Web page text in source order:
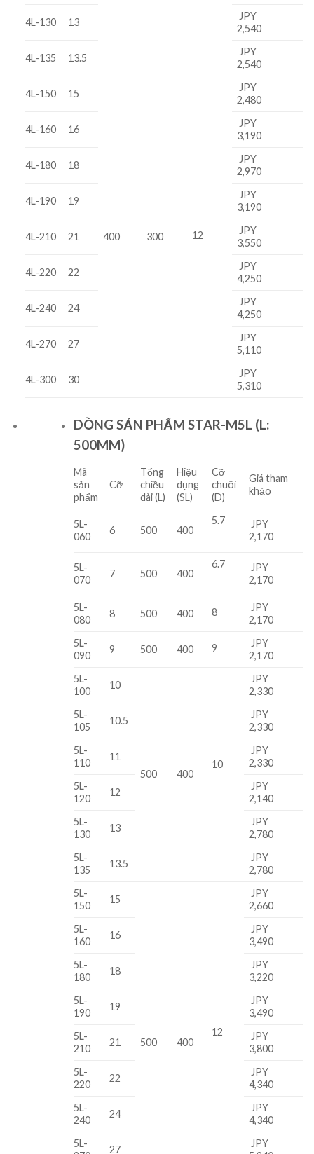
4L-130 13
JPY
2,540
4L-135 13.5
JPY
2,540
4L-150 15
400 300 12
JPY
2,480
4L-160 16
JPY
3,190
4L-180 18
JPY
2,970
4L-190 19
JPY
3,190
4L-210 21
JPY
3,550
4L-220 22
JPY
4,250
4L-240 24
JPY
4,250
4L-270 27
JPY
5,110
4L-300 30
JPY
5,310
DÒNG SẢN PHẨM STAR-M5L (L:
500MM)
Mã
sản
phẩm
Cỡ
Tổng
chiều
dài (L)
Hiệu
dụng
(SL)
Cỡ
chuôi
(D)
Giá tham
khảo
5L-
060
6 500 400
5.7
JPY
2,170
5L-
070
7 500 400
6.7
JPY
2,170
5L-
080
8 500 400 8
JPY
2,170
5L-
090
9 500 400 9
JPY
2,170
5L-
100
10
500 400
10
JPY
2,330
5L-
105
10.5
JPY
2,330
5L-
110
11
JPY
2,330
5L-
120
12
JPY
2,140
5L-
130
13
JPY
2,780
5L-
135
13.5
JPY
2,780
5L-
150
15
500 400
12
JPY
2,660
5L-
160
16
JPY
3,490
5L-
180
18
JPY
3,220
5L-
190
19
JPY
3,490
5L-
210
21
JPY
3,800
5L-
220
22
JPY
4,340
5L-
240
24
JPY
4,340
5L-
27
JPY